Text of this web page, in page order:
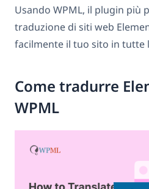
Usando WPML, il plugin più
traduzione di siti web
facilmente il tuo sito in tutte
Come tradurre
WPML